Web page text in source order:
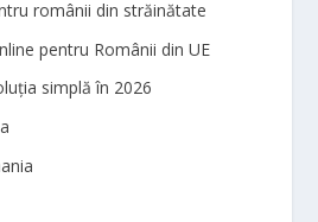
românii din străinătate
pentru Românii din UE
simplă în 2026